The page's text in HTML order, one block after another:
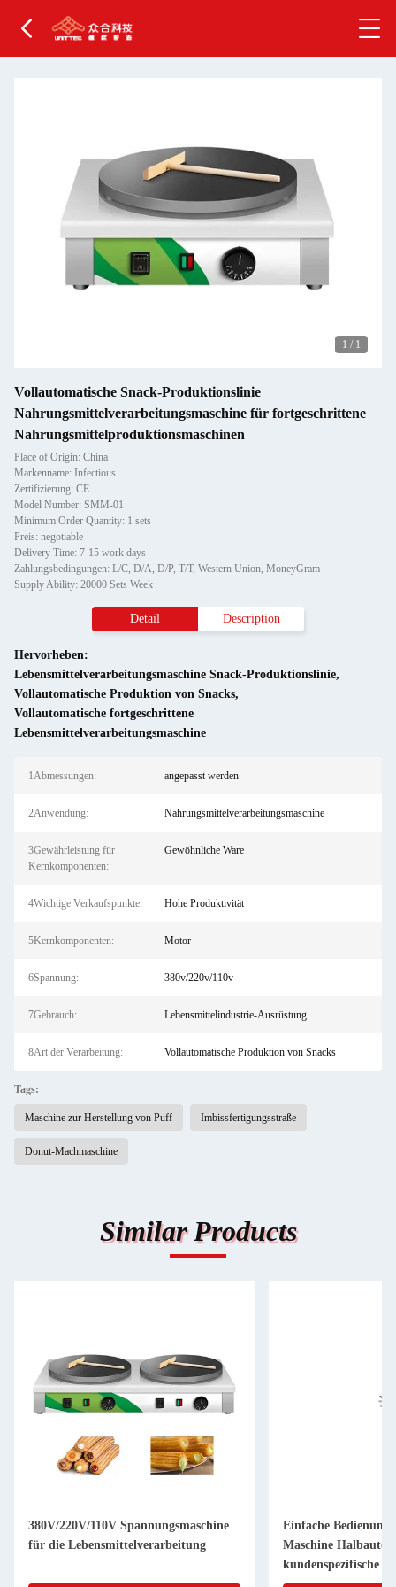
1 / 1
Vollautomatische Snack-Produktionslinie
Nahrungsmittelverarbeitungsmaschine für fortgeschrittene
Nahrungsmittelproduktionsmaschinen
Place of Origin: China
Markenname: Infectious
Zertifizierung: CE
Model Number: SMM-01
Minimum Order Quantity: 1 sets
Preis: negotiable
Delivery Time: 7-15 work days
Zahlungsbedingungen: L/C, D/A, D/P, T/T, Western Union, MoneyGram
Supply Ability: 20000 Sets Week
Detail Description
Hervorheben:
Lebensmittelverarbeitungsmaschine Snack-Produktionslinie,
Vollautomatische Produktion von Snacks,
Vollautomatische fortgeschrittene
Lebensmittelverarbeitungsmaschine
1Abmessungen: angepasst werden
2Anwendung: Nahrungsmittelverarbeitungsmaschine
3Gewährleistung für
Kernkomponenten:
Gewöhnliche Ware
4Wichtige Verkaufspunkte: Hohe Produktivität
5Kernkomponenten: Motor
6Spannung: 380v/220v/110v
7Gebrauch: Lebensmittelindustrie-Ausrüstung
8Art der Verarbeitung: Vollautomatische Produktion von Snacks
Tags:
Maschine zur Herstellung von Puff Imbissfertigungsstraße
Donut-Machmaschine
Similar Products
380V/220V/110V Spannungsmaschine
für die Lebensmittelverarbeitung
Einfache Bedienung
Maschine
kundenspezifische
Aufkleber